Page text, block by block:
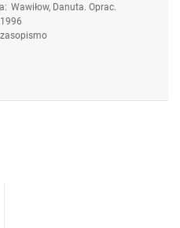
: Wawiłow, Danuta. Oprac.
1996